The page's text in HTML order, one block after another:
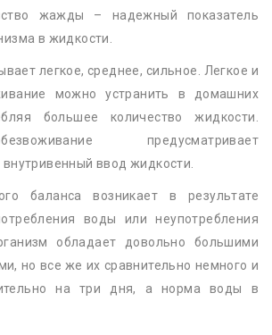
жажды – надежный показатель
в жидкости.
легкое, среднее, сильное. Легкое и
можно устранить в домашних
большее количество жидкости.
предусматривает
ввод жидкости.
баланса возникает в результате
воды или неупотребления
обладает довольно большими
но все же их сравнительно немного и
на три дня, а норма воды в